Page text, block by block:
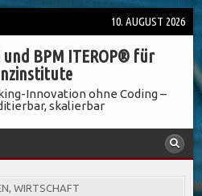
10. AUGUST 2026
und BPM ITEROP® für
Innovation ohne Coding –
skalierbar
WIRTSCHAFT